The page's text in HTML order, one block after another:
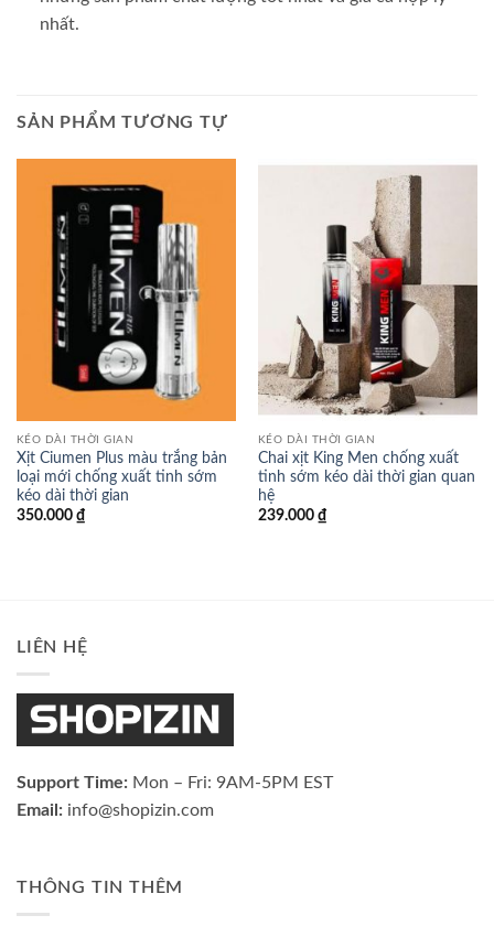
nhất.
SẢN PHẨM TƯƠNG TỰ
KÉO DÀI THỜI GIAN
Xịt Ciumen Plus màu trắng bản
loại mới chống xuất tinh sớm
kéo dài thời gian
350.000 ₫
KÉO DÀI THỜI GIAN
Chai xịt King Men chống xuất
tinh sớm kéo dài thời gian quan
hệ
239.000 ₫
LIÊN HỆ
Support Time: Mon – Fri: 9AM-5PM EST
Email: info@shopizin.com
THÔNG TIN THÊM